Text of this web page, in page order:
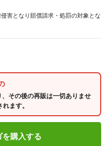
害となり賠償請求・処罰の対象とな
その後の再販は一切ありませ
ます。
を購入する